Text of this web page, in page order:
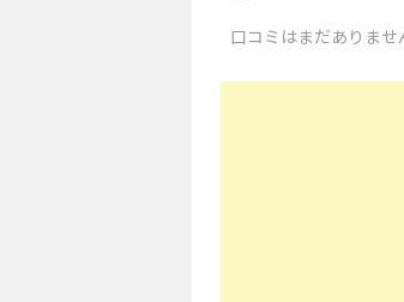
口コミはまだありませ